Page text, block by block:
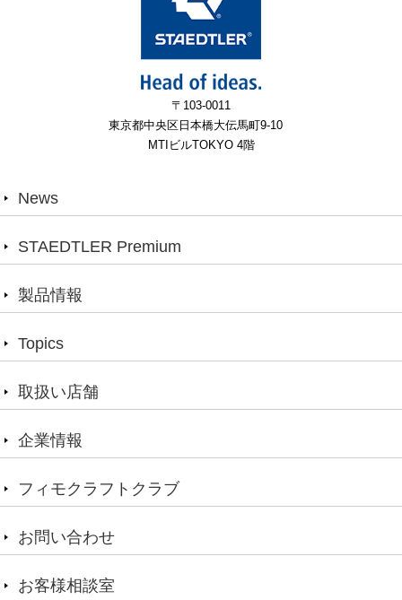
〒103-0011
東京都中央区日本橋大伝馬町9-10
MTIビルTOKYO 4階
News
STAEDTLER Premium
製品情報
Topics
取扱い店舗
企業情報
フィモクラフトクラブ
お問い合わせ
お客様相談室